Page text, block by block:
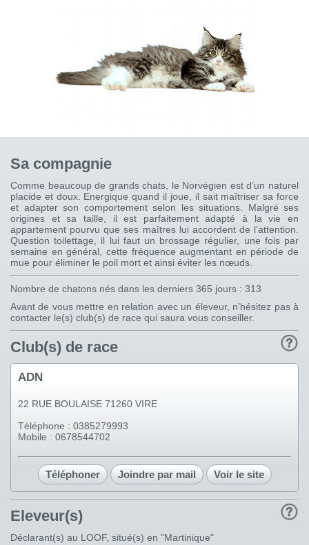
Sa compagnie
Comme beaucoup de grands chats, le Norvégien est d’un naturel
placide et doux. Energique quand il joue, il sait maîtriser sa force
et adapter son comportement selon les situations. Malgré ses
origines et sa taille, il est parfaitement adapté à la vie en
appartement pourvu que ses maîtres lui accordent de l’attention.
Question toilettage, il lui faut un brossage régulier, une fois par
semaine en général, cette fréquence augmentant en période de
mue pour éliminer le poil mort et ainsi éviter les nœuds.
Nombre de chatons nés dans les derniers 365 jours : 313
Avant de vous mettre en relation avec un éleveur, n’hésitez pas à
contacter le(s) club(s) de race qui saura vous conseiller.
Club(s) de race
ADN
22 RUE BOULAISE 71260 VIRE
Téléphone : 0385279993
Mobile : 0678544702
Téléphoner Joindre par mail Voir le site
Eleveur(s)
Déclarant(s) au LOOF, situé(s) en "Martinique"